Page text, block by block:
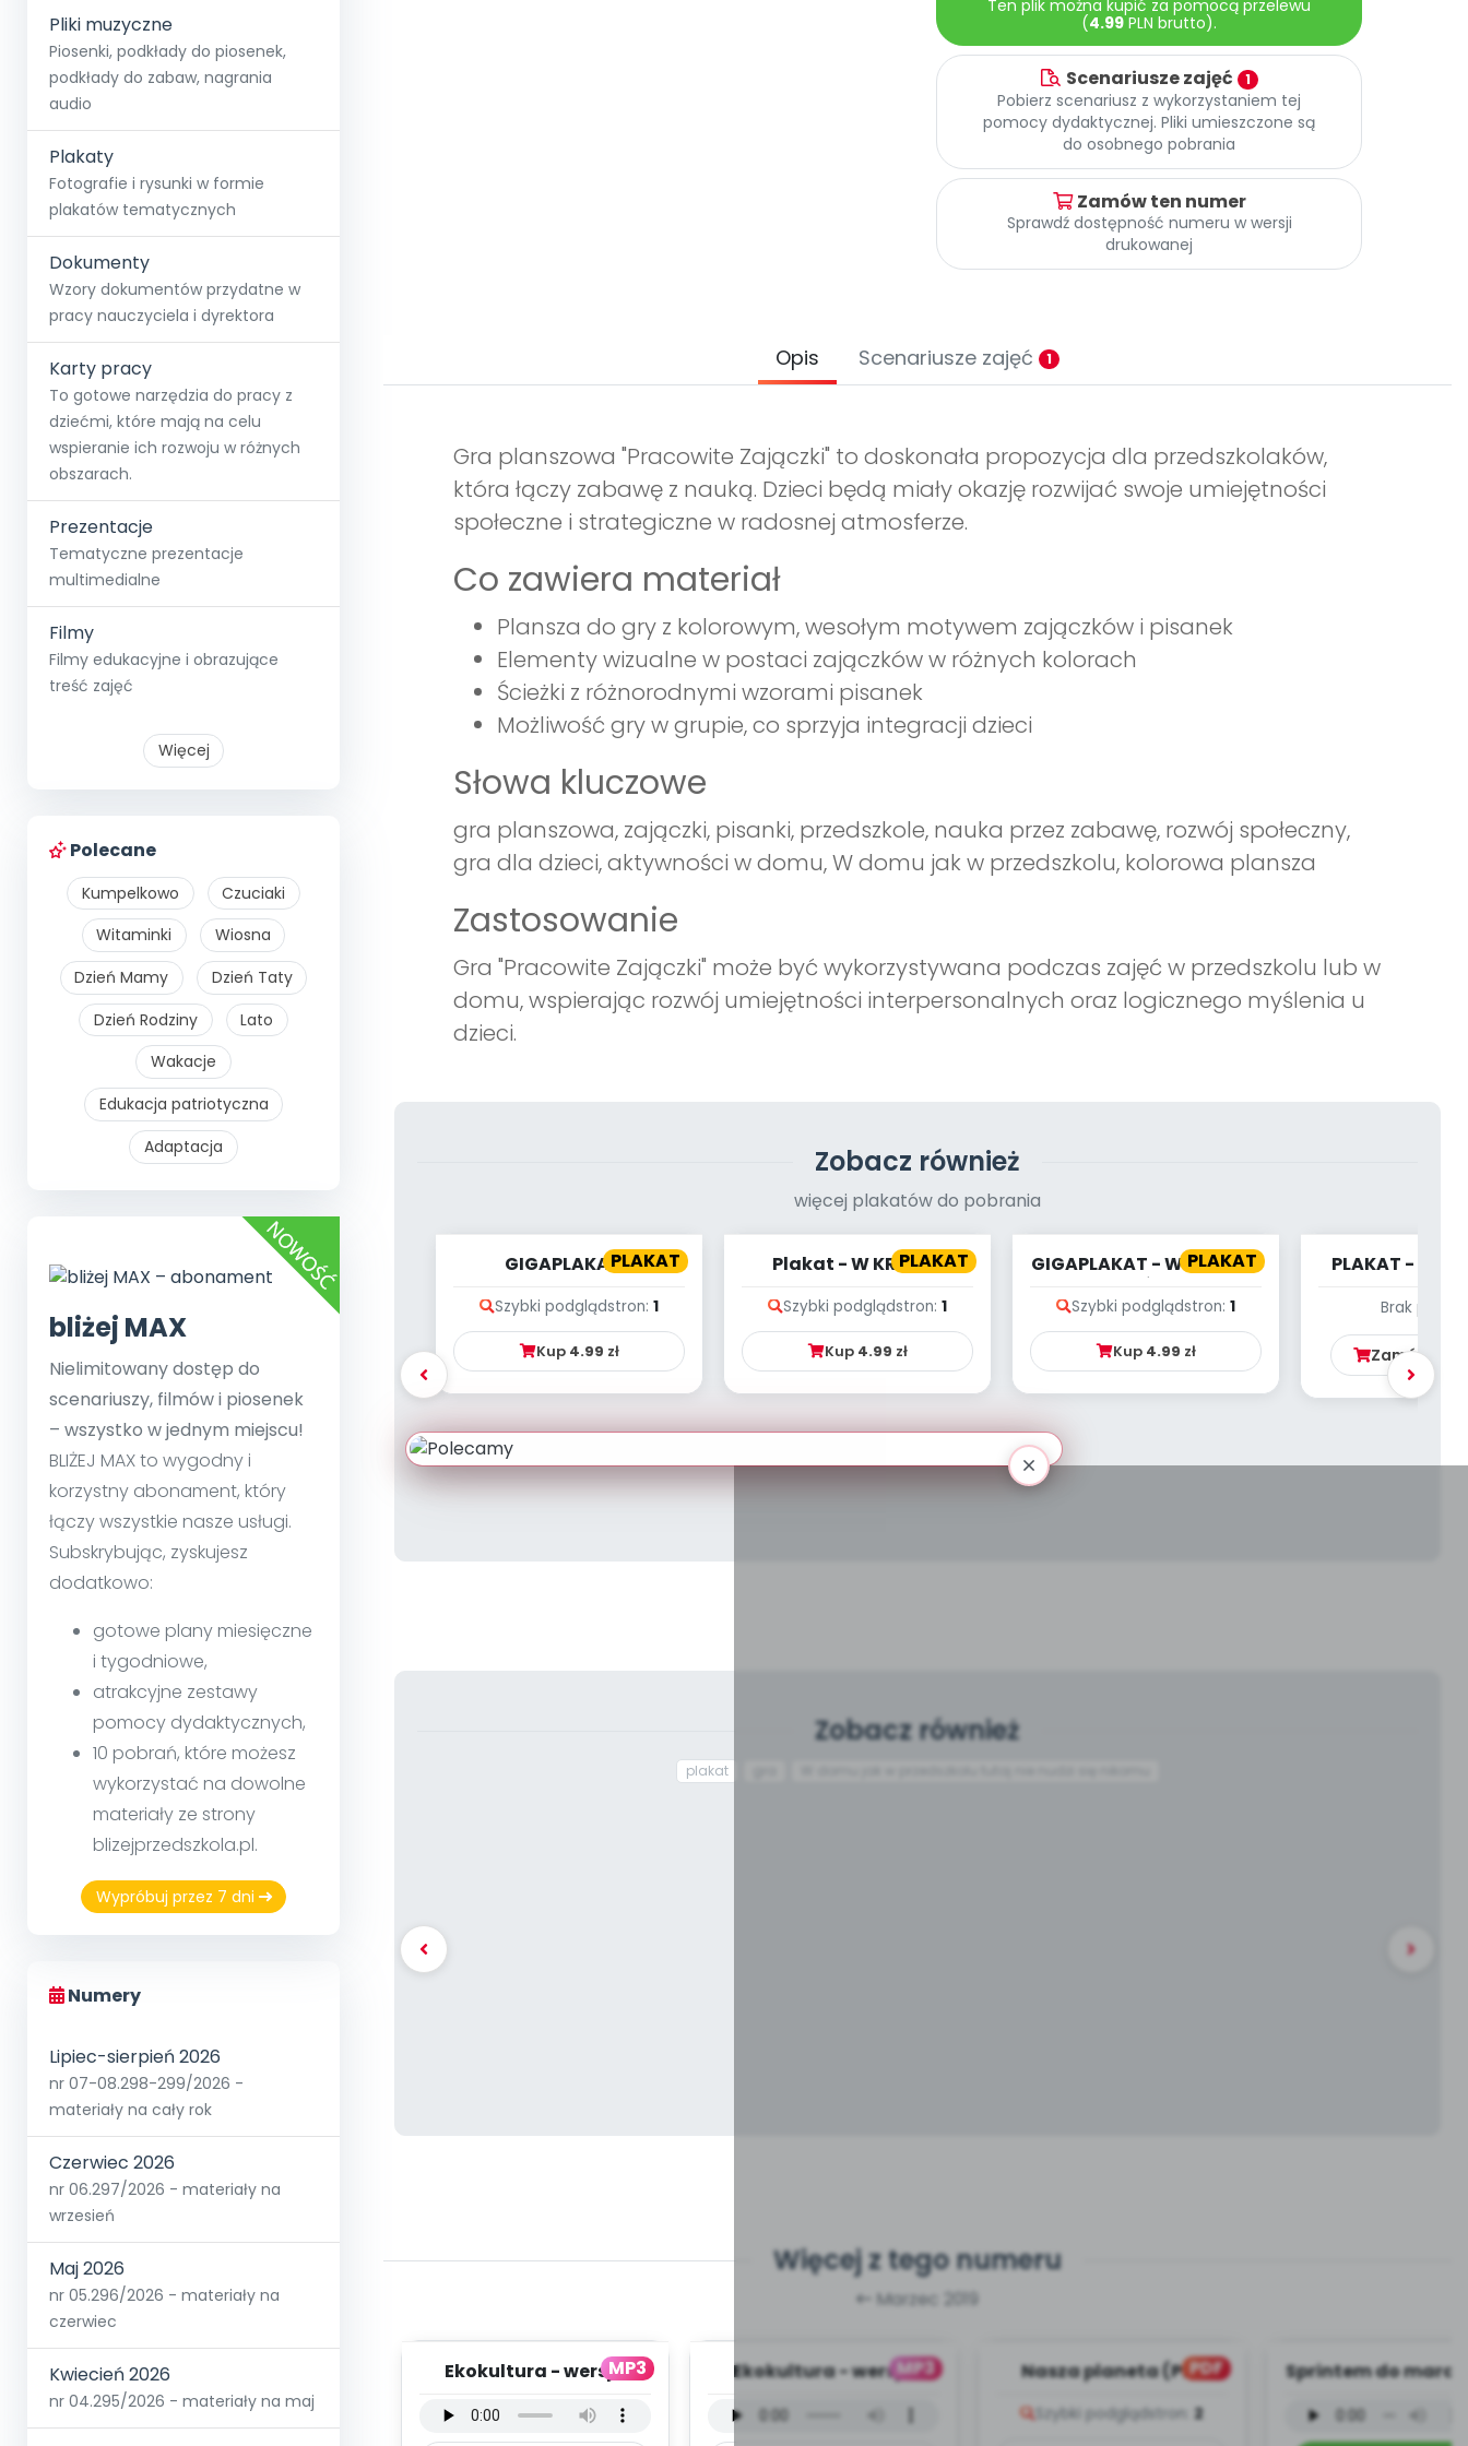
Pliki muzyczne
Piosenki, podkłady do piosenek,
podkłady do zabaw, nagrania
audio
Plakaty
Fotografie i rysunki w formie
plakatów tematycznych
Dokumenty
Wzory dokumentów przydatne w
pracy nauczyciela i dyrektora
Karty pracy
To gotowe narzędzia do pracy z
dziećmi, które mają na celu
wspieranie ich rozwoju w różnych
obszarach.
Prezentacje
Tematyczne prezentacje
multimedialne
Filmy
Filmy edukacyjne i obrazujące
treść zajęć
Więcej
Polecane
Kumpelkowo
Czuciaki
Witaminki
Wiosna
Dzień Mamy
Dzień Taty
Dzień Rodziny
Lato
Wakacje
Edukacja patriotyczna
Adaptacja
bliżej MAX
Nielimitowany dostęp do
scenariuszy, filmów i piosenek
– wszystko w jednym miejscu!
BLIŻEJ MAX to wygodny i
korzystny abonament, który
łączy wszystkie nasze usługi.
Subskrybując, zyskujesz
dodatkowo:
gotowe plany miesięczne
i tygodniowe,
atrakcyjne zestawy
pomocy dydaktycznych,
10 pobrań, które możesz
wykorzystać na dowolne
materiały ze strony
blizejprzedszkola.pl.
Wypróbuj przez 7 dni
Numery
Lipiec-sierpień 2026
nr 07-08.298-299/2026 -
materiały na cały rok
Czerwiec 2026
nr 06.297/2026 - materiały na
wrzesień
Maj 2026
nr 05.296/2026 - materiały na
czerwiec
Kwiecień 2026
nr 04.295/2026 - materiały na maj
Ten plik można kupić za pomocą przelewu
(4.99 PLN brutto).
Scenariusze zajęć 1
Pobierz scenariusz z wykorzystaniem tej
pomocy dydaktycznej. Pliki umieszczone są
do osobnego pobrania
Zamów ten numer
Sprawdź dostępność numeru w wersji
drukowanej
Opis Scenariusze zajęć 1
Gra planszowa "Pracowite Zajączki" to doskonała propozycja dla przedszkolaków,
która łączy zabawę z nauką. Dzieci będą miały okazję rozwijać swoje umiejętności
społeczne i strategiczne w radosnej atmosferze.
Co zawiera materiał
Plansza do gry z kolorowym, wesołym motywem zajączków i pisanek
Elementy wizualne w postaci zajączków w różnych kolorach
Ścieżki z różnorodnymi wzorami pisanek
Możliwość gry w grupie, co sprzyja integracji dzieci
Słowa kluczowe
gra planszowa, zajączki, pisanki, przedszkole, nauka przez zabawę, rozwój społeczny,
gra dla dzieci, aktywności w domu, W domu jak w przedszkolu, kolorowa plansza
Zastosowanie
Gra "Pracowite Zajączki" może być wykorzystywana podczas zajęć w przedszkolu lub w
domu, wspierając rozwój umiejętności interpersonalnych oraz logicznego myślenia u
dzieci.
Zobacz również
więcej plakatów do pobrania
PLAKAT
GIGAPLAKAT -
Szybki podglądstron: 1
Kup 4.99 zł
PLAKAT
Plakat - W KRAINIE
Szybki podglądstron: 1
Kup 4.99 zł
PLAKAT
GIGAPLAKAT - WIOSNA W
Szybki podglądstron: 1
Kup 4.99 zł
PLAKAT -
Brak
Zamów ten
Zobacz również
plakat
Więcej z tego numeru
Marzec 2019
MP3
Ekokultura - wersja
Miłosz Konarsk...
MP3
Ekokultura - wersja
Piotr Opatowic...
PDF
Nasza planeta (PD)
Szybki podglądstron: 2
Sprintem do
instrumenta...